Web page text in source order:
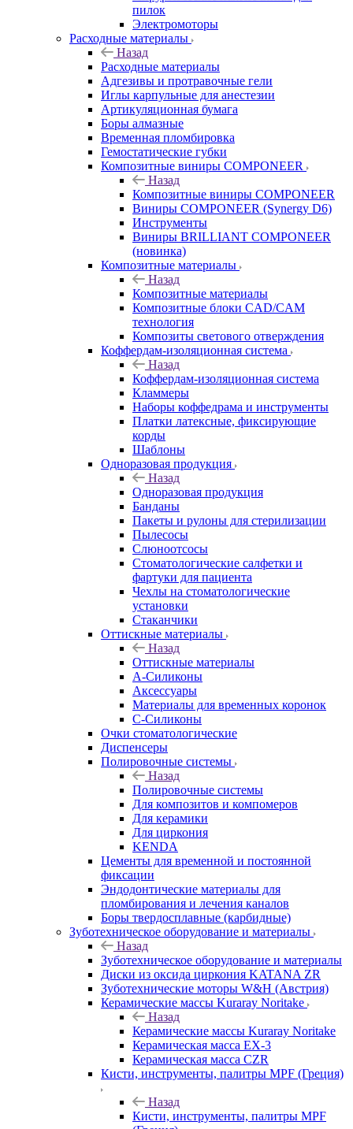
пилок
Электромоторы
Расходные материалы
Назад
Расходные материалы
Адгезивы и протравочные гели
Иглы карпульные для анестезии
Артикуляционная бумага
Боры алмазные
Временная пломбировка
Гемостатические губки
Композитные виниры COMPONEER
Назад
Композитные виниры COMPONEER
Виниры COMPONEER (Synergy D6)
Инструменты
Виниры BRILLIANT COMPONEER
(новинка)
Композитные материалы
Назад
Композитные материалы
Композитные блоки CAD/СAM
технология
Композиты светового отверждения
Коффердам-изоляционная система
Назад
Коффердам-изоляционная система
Кламмеры
Наборы коффедрама и инструменты
Платки латексные, фиксирующие
корды
Шаблоны
Одноразовая продукция
Назад
Одноразовая продукция
Банданы
Пакеты и рулоны для стерилизации
Пылесосы
Слюноотсосы
Стоматологические салфетки и
фартуки для пациента
Чехлы на стоматологические
установки
Стаканчики
Оттискные материалы
Назад
Оттискные материалы
А-Силиконы
Аксессуары
Материалы для временных коронок
С-Силиконы
Очки стоматологические
Диспенсеры
Полировочные системы
Назад
Полировочные системы
Для композитов и компомеров
Для керамики
Для циркония
KENDA
Цементы для временной и постоянной
фиксации
Эндодонтические материалы для
пломбирования и лечения каналов
Боры твердосплавные (карбидные)
Зуботехническое оборудование и материалы
Назад
Зуботехническое оборудование и материалы
Диски из оксида циркония KATANA ZR
Зуботехнические моторы W&H (Австрия)
Керамические массы Kuraray Noritake
Назад
Керамические массы Kuraray Noritake
Керамическая масса EX-3
Керамическая масса CZR
Кисти, инструменты, палитры MPF (Греция)
Назад
Кисти, инструменты, палитры MPF